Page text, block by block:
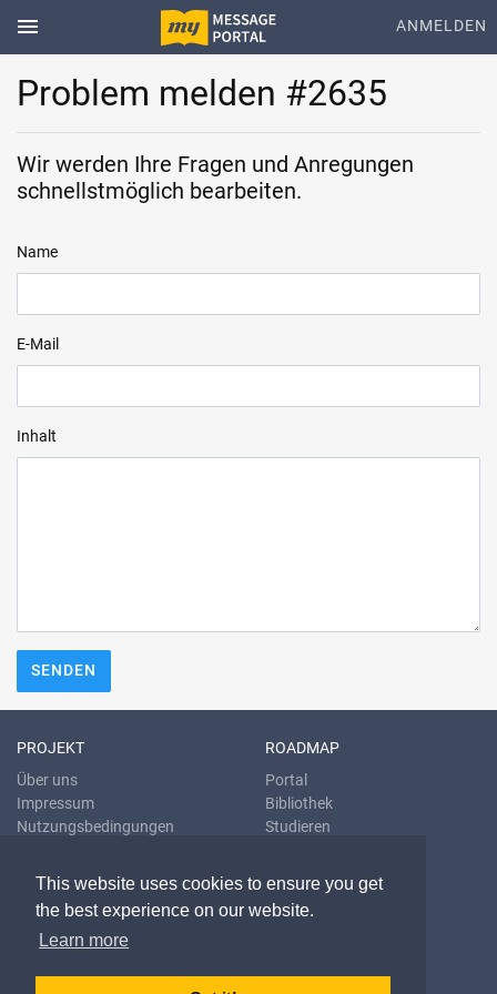
This website uses cookies to ensure you get
the best experience on our website.
Learn more
menu ANMELDEN
Problem melden #2635
Wir werden Ihre Fragen und Anregungen
schnellstmöglich bearbeiten.
Name
E-Mail
Inhalt
SENDEN
PROJEKT
Über uns
Impressum
Nutzungsbedingungen
ROADMAP
Portal
Bibliothek
Studieren
KONTAKT & HILFE
E-Mail